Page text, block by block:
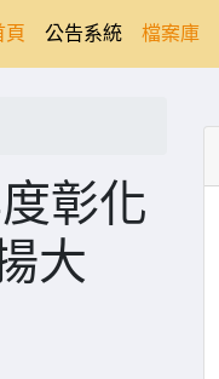
頁(current)
公告系統 檔案庫
彰化
大